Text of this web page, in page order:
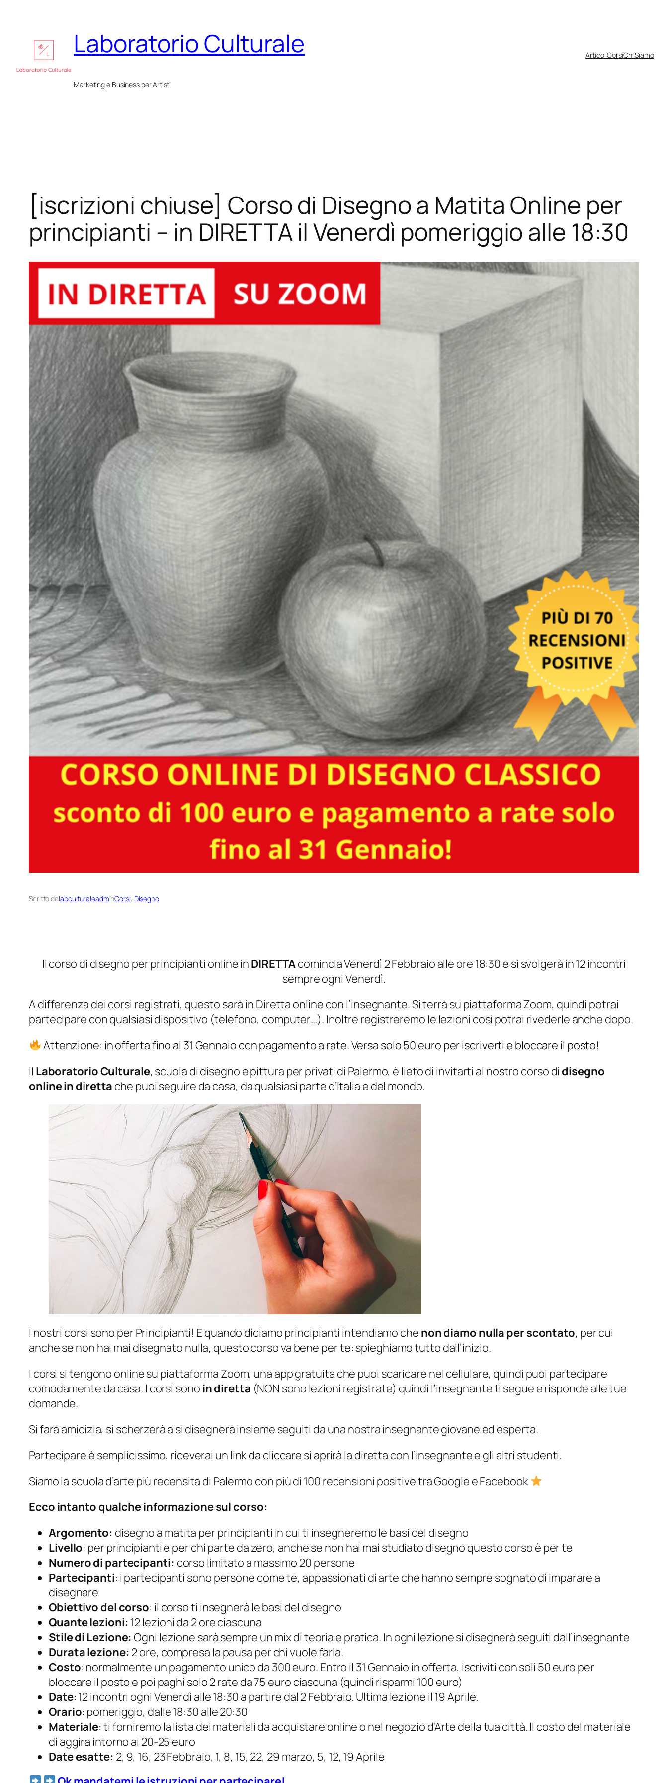
contenuto
Laboratorio Culturale
Marketing e Business per Artisti
ArticoliCorsiChi Siamo
[iscrizioni chiuse] Corso di Disegno a Matita Online per
principianti – in DIRETTA il Venerdì pomeriggio alle 18:30
Scritto dalabculturaleadminCorsi, Disegno
Il corso di disegno per principianti online in DIRETTAcomincia Venerdì 2 Febbraio alle ore 18:30 e si svolgerà in 12 incontri
sempre ogni Venerdì.
A differenza dei corsi registrati, questo sarà in Diretta online con l’insegnante. Si terrà su piattaforma Zoom, quindi potrai
partecipare con qualsiasi dispositivo (telefono, computer…). Inoltre registreremo le lezioni così potrai rivederle anche dopo.
Attenzione: in offerta fino al 31 Gennaio con pagamento a rate. Versa solo 50 euro per iscriverti e bloccare il posto!
Il Laboratorio Culturale, scuola di disegno e pittura per privati di Palermo, è lieto di invitarti al nostro corso di disegno
online in diretta che puoi seguire da casa, da qualsiasi parte d’Italia e del mondo.
I nostri corsi sono per Principianti! E quando diciamo principianti intendiamo che non diamo nulla per scontato, per cui
anche se non hai mai disegnato nulla, questo corso va bene per te: spieghiamo tutto dall’inizio.
I corsi si tengono online su piattaforma Zoom, una app gratuita che puoi scaricare nel cellulare, quindi puoi partecipare
comodamente da casa. I corsi sono in diretta (NON sono lezioni registrate) quindi l’insegnante ti segue e risponde alle tue
domande.
Si farà amicizia, si scherzerà a si disegnerà insieme seguiti da una nostra insegnante giovane ed esperta.
Partecipare è semplicissimo, riceverai un link da cliccare si aprirà la diretta con l’insegnante e gli altri studenti.
Siamo la scuola d’arte più recensita di Palermo con più di 100 recensioni positive tra Google e Facebook
Ecco intanto qualche informazione sul corso:
Argomento: disegno a matita per principianti in cui ti insegneremo le basi del disegno
Livello: per principianti e per chi parte da zero, anche se non hai mai studiato disegno questo corso è per te
Numero di partecipanti: corso limitato a massimo 20 persone
Partecipanti: i partecipanti sono persone come te, appassionati di arte che hanno sempre sognato di imparare a
disegnare
Obiettivo del corso: il corso ti insegnerà le basi del disegno
Quante lezioni: 12 lezioni da 2 ore ciascuna
Stile di Lezione: Ogni lezione sarà sempre un mix di teoria e pratica. In ogni lezione si disegnerà seguiti dall’insegnante
Durata lezione: 2 ore, compresa la pausa per chi vuole farla.
Costo: normalmente un pagamento unico da 300 euro. Entro il 31 Gennaio in offerta, iscriviti con soli 50 euro per
bloccare il posto e poi paghi solo 2 rate da 75 euro ciascuna (quindi risparmi 100 euro)
Date: 12 incontri ogni Venerdì alle 18:30 a partire dal 2 Febbraio. Ultima lezione il 19 Aprile.
Orario: pomeriggio, dalle 18:30 alle 20:30
Materiale: ti forniremo la lista dei materiali da acquistare online o nel negozio d’Arte della tua città. Il costo del materiale
di aggira intorno ai 20-25 euro
Date esatte: 2, 9, 16, 23 Febbraio, 1, 8, 15, 22, 29 marzo, 5, 12, 19 Aprile